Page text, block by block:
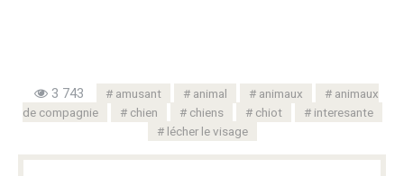
3 743 amusant animal animaux
animaux
de compagnie
chien chiens chiot
interesante
lécher le visage